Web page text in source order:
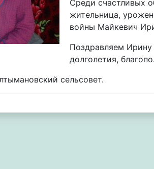
Среди счастливых
жительница,
войны Майкевич
Поздравляем
долголетия,
сельсовет.